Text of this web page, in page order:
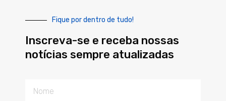
Fique por dentro de tudo!
Inscreva-se e receba nossas
notícias sempre atualizadas